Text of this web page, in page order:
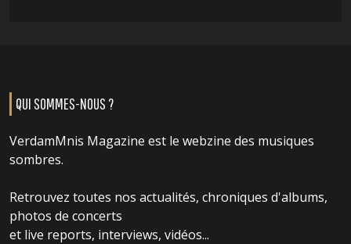
QUI SOMMES-NOUS ?
VerdamMnis Magazine est le webzine des musiques
sombres.
Retrouvez toutes nos actualités, chroniques d'albums,
photos de concerts
et live reports, interviews, vidéos...